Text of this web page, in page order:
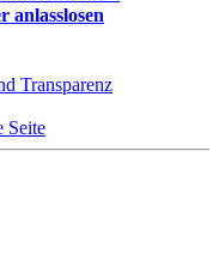
anlasslosen
Transparenz
Seite